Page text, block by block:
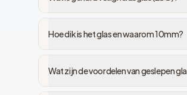
Hoe dik is het glas en waarom 10mm?
Wat zijn de voordelen van geslepen